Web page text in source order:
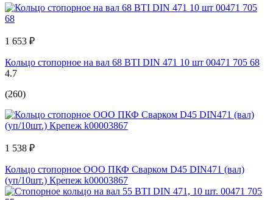
1 653 ₽
Кольцо стопорное на вал 68 BTI DIN 471 10 шт 00471 705 68
4.7
(260)
1 538 ₽
Кольцо стопорное ООО ПКФ Сварком D45 DIN471 (вал)
(уп/10шт.) Крепеж k00003867